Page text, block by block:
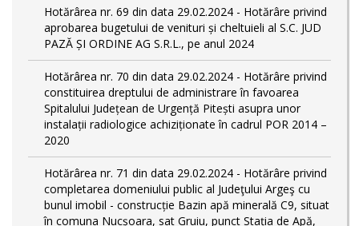
Hotărârea nr. 69 din data 29.02.2024 - Hotărâre privind
aprobarea bugetului de venituri și cheltuieli al S.C. JUD
PAZĂ ȘI ORDINE AG S.R.L., pe anul 2024
Hotărârea nr. 70 din data 29.02.2024 - Hotărâre privind
constituirea dreptului de administrare în favoarea
Spitalului Județean de Urgență Pitești asupra unor
instalații radiologice achiziționate în cadrul POR 2014 –
2020
Hotărârea nr. 71 din data 29.02.2024 - Hotărâre privind
completarea domeniului public al Judeţului Argeş cu
bunul imobil - construcție Bazin apă minerală C9, situat
în comuna Nucșoara, sat Gruiu, punct Stația de Apă,